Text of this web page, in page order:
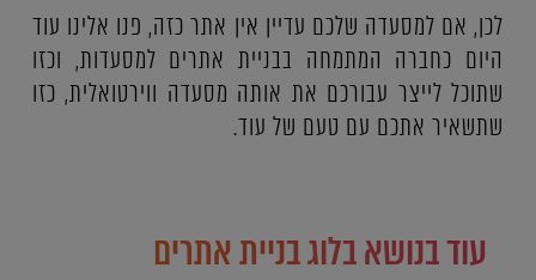
לכן, אם למסעדה שלכם עדיין אין אתר כזה, פנו אלינו עוד
היום כחברה המתמחה בבניית אתרים למסעדות, וכזו
שתוכל לייצר עבורכם את אותה מסעדה ווירטואלית, כזו
שתשאיר אתכם עם טעם של עוד.
עוד בנושא בלוג בניית אתרים